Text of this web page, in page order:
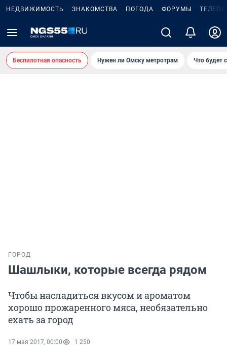
НЕДВИЖИМОСТЬ ЗНАКОМСТВА ПОГОДА ФОРУМЫ
Беспилотная опасность Нужен ли Омску метротрам Что будет
ГОРОД
Шашлыки, которые всегда рядом
Чтобы насладиться вкусом и ароматом
хорошо прожаренного мяса, необязательно
ехать за город
17 мая 2017, 00:00 1 250